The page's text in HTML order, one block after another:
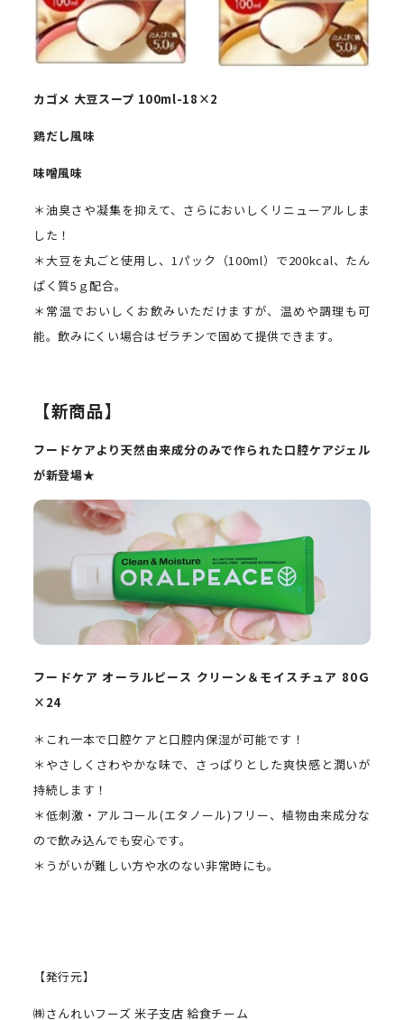
カゴメ 大豆スープ 100ml-18×2
鶏だし風味
味噌風味
＊油臭さや凝集を抑えて、さらにおいしくリニューアルしま
した！
＊大豆を丸ごと使用し、1パック（100ml）で200kcal、たん
ぱく質5ｇ配合。
＊常温でおいしくお飲みいただけますが、温めや調理も可
能。飲みにくい場合はゼラチンで固めて提供できます。
【新商品】
フードケアより天然由来成分のみで作られた口腔ケアジェル
が新登場★
フードケア オーラルピース クリーン＆モイスチュア 80Ｇ
× 24
＊これ一本で口腔ケアと口腔内保湿が可能です！
＊やさしくさわやかな味で、さっぱりとした爽快感と潤いが
持続します！
＊低刺激・アルコール(エタノール)フリー、植物由来成分な
ので飲み込んでも安心です。
＊うがいが難しい方や水のない非常時にも。
【発行元】
㈱さんれいフーズ 米子支店 給食チーム